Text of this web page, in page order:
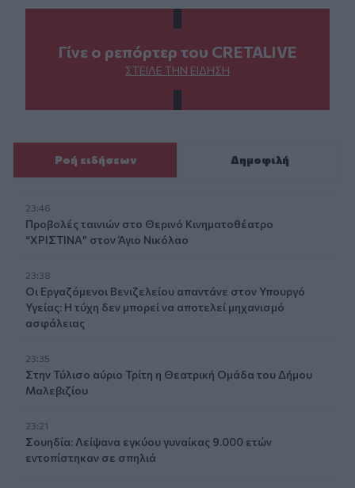
Γίνε ο ρεπόρτερ του CRETALIVE
ΣΤΕΊΛΕ ΤΗΝ ΕΊΔΗΣΗ
Ροή ειδήσεων Δημοφιλή
23:46
Προβολές ταινιών στο Θερινό Κινηματοθέατρο
“ΧΡΙΣΤΙΝΑ” στον Άγιο Νικόλαο
23:38
Οι Εργαζόμενοι Βενιζελείου απαντάνε στον Υπουργό
Υγείας: Η τύχη δεν μπορεί να αποτελεί μηχανισμό
ασφάλειας
23:35
Στην Τύλισο αύριο Τρίτη η Θεατρική Ομάδα του Δήμου
Μαλεβιζίου
23:21
Σουηδία: Λείψανα εγκύου γυναίκας 9.000 ετών
εντοπίστηκαν σε σπηλιά